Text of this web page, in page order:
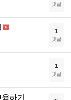
댓글
1
댓글
1
댓글
하기